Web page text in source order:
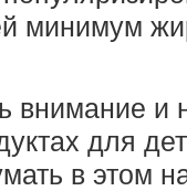
минимум
внимание и
для
в этом